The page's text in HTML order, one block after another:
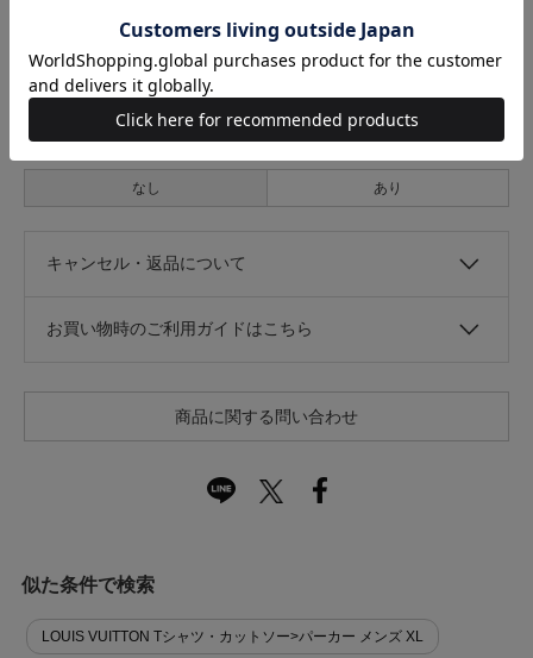
なし
光沢
なし あり
キャンセル・返品について
お買い物時のご利用ガイドはこちら
商品に関する問い合わせ
似た条件で検索
LOUIS VUITTON Tシャツ・カットソー>パーカー メンズ XL